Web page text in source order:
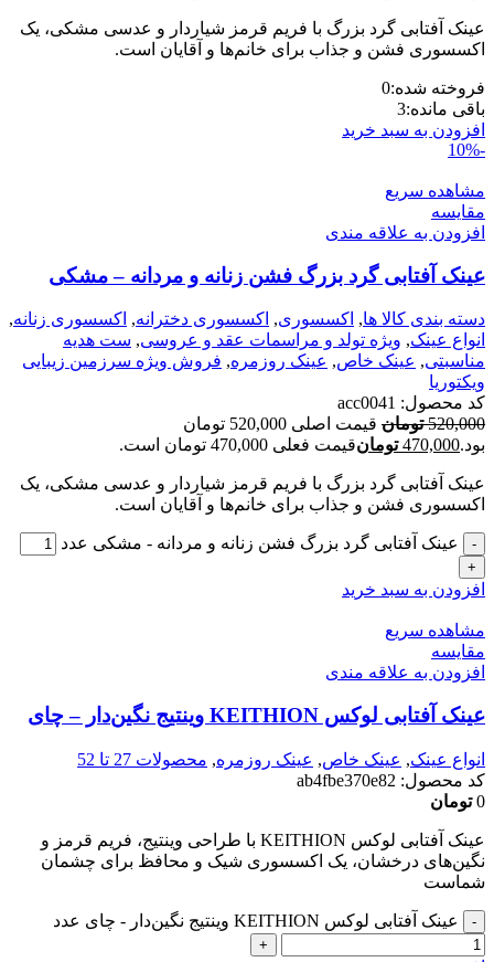
عینک آفتابی گرد بزرگ با فریم قرمز شیاردار و عدسی مشکی، یک
اکسسوری فشن و جذاب برای خانم‌ها و آقایان است.
فروخته شده:0
باقی مانده:3
افزودن به سبد خرید
-10%
مشاهده سریع
مقایسه
افزودن به علاقه مندی
عینک آفتابی گرد بزرگ فشن زنانه و مردانه – مشکی
دسته بندی کالا ها, اکسسوری, اکسسوری دخترانه, اکسسوری زنانه,
انواع عینک, ویژه تولد و مراسمات عقد و عروسی, ست هدیه
مناسبتی, عینک خاص, عینک روزمره, فروش ویژه سرزمین زیبایی
ویکتوریا
کد محصول: acc0041
520,000 تومان
قیمت اصلی 520,000 تومان
بود.470,000 تومانقیمت فعلی 470,000 تومان است.
عینک آفتابی گرد بزرگ با فریم قرمز شیاردار و عدسی مشکی، یک
اکسسوری فشن و جذاب برای خانم‌ها و آقایان است.
عینک آفتابی گرد بزرگ فشن زنانه و مردانه - مشکی عدد
افزودن به سبد خرید
مشاهده سریع
مقایسه
افزودن به علاقه مندی
عینک آفتابی لوکس KEITHION وینتیج نگین‌دار – چای
انواع عینک, عینک خاص, عینک روزمره, محصولات 27 تا 52
کد محصول: ab4fbe370e82
0 تومان
عینک آفتابی لوکس KEITHION با طراحی وینتیج، فریم قرمز و
نگین‌های درخشان، یک اکسسوری شیک و محافظ برای چشمان
شماست
عینک آفتابی لوکس KEITHION وینتیج نگین‌دار - چای عدد